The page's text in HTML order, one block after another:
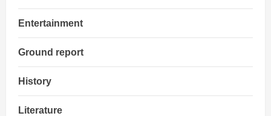
असर
Entertainment
Ground report
History
Literature